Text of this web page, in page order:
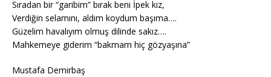
Sıradan bir “garibim” bırak beni İpek kız,
Verdiğin selamını, aldım koydum başıma….
Güzelim havalıyım olmuş dilinde sakız….
Mahkemeye giderim “bakmam hiç gözyaşına”
Mustafa Demirbaş